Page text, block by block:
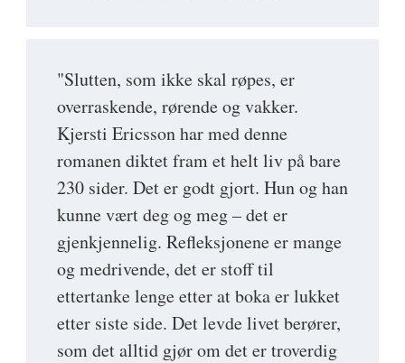
"Slutten, som ikke skal røpes, er
overraskende, rørende og vakker.
Kjersti Ericsson har med denne
romanen diktet fram et helt liv på bare
230 sider. Det er godt gjort. Hun og han
kunne vært deg og meg – det er
gjenkjennelig. Refleksjonene er mange
og medrivende, det er stoff til
ettertanke lenge etter at boka er lukket
etter siste side. Det levde livet berører,
som det alltid gjør om det er troverdig